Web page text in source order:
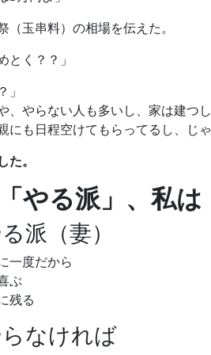
（玉串料）の相場を伝えた。
とく？？」
」
、やらない人も多いし、家は建つ
にも日程空けてもらってるし、じ
た。
やる派」、私は
派（妻）
一度だから
ぶ
残る
なければ